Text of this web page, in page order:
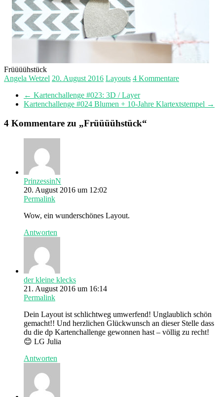
Früüüühstück
Angela Wetzel 20. August 2016 Layouts 4 Kommentare
← Kartenchallenge #023: 3D / Layer
Kartenchallenge #024 Blumen + 10-Jahre Klartextstempel →
4 Kommentare zu „Früüüühstück“
PrinzessinN
20. August 2016 um 12:02
Permalink
Wow, ein wunderschönes Layout.
Antworten
der kleine klecks
21. August 2016 um 16:14
Permalink
Dein Layout ist schlichtweg umwerfend! Unglaublich schön
gemacht!! Und herzlichen Glückwunsch an dieser Stelle dass
du die dp Kartenchallenge gewonnen hast – völlig zu recht!
😊 LG Julia
Antworten